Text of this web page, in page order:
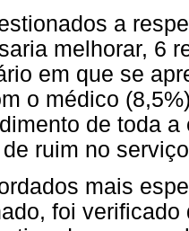
a
melhorar, 6
em que se
o médico
de toda
ruim no
mais
foi